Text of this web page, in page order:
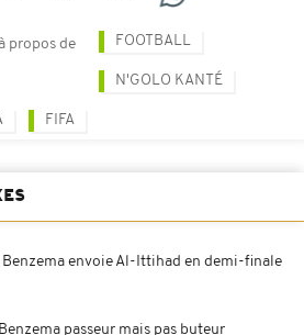
propos de FOOTBALL
N'GOLO KANTÉ
FIFA
envoie Al-Ittihad en demi-finale
passeur mais pas buteur